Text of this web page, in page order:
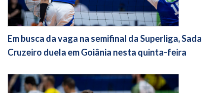
Em busca da vaga na semifinal da Superliga, Sada
Cruzeiro duela em Goiânia nesta quinta-feira